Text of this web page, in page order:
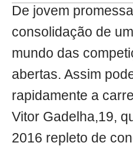
De jovem
consolidação de
mundo das
abertas. Assim
rapidamente a
Vitor Gadelha,19,
2016 repleto de